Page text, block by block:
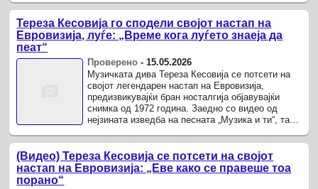
Тереза ​​Кесовија го сподели својот настап на
Евровизија, луѓе: „Време кога луѓето знаеја да
пеат“
Проверено - 15.05.2026
Музичката дива Тереза ​​Кесовија се потсети на
својот легендарен настап на Евровизија,
предизвикувајќи бран носталгија објавувајќи
снимка од 1972 година. Заедно со видео од
нејзината изведба на песната „Музика и ти“, таа
(Видео) Тереза ​​Кесовија се потсети на својот
настап на Евровизија: „Еве како се правеше тоа
порано“